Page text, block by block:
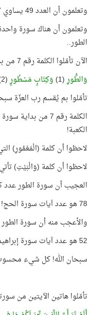
وتعلمون أن العدد 49 يساوي 7 × 7
الطور..
الآن تأمّلوا الكلمة رقم 7 من بداية سورة الطور..
وَالطُّورِ(1) وَكِتَابٍ مَسْطُورٍ(2)
تأمّلوا بم يُقسم رب العزّة
الكلمة رقم 7 من
الكعبة!
لاحظوا أن كلمة (الْمَعْمُورِ)
لاحظوا أن كلمة (وَالْبَيْتِ) تأتي بعد 25 حرفًا من
العجيب أن سورة الطور عدد كلماتها 312 كلمة، وهذا
78 هو عدد آيات سورة الحج!
والأعجب منه أن سورة الطور
52 هو عدد آيات سورة إبراهيم!
سبحان الله! كل شيء
تأمّلوا هاتين الآيتين من